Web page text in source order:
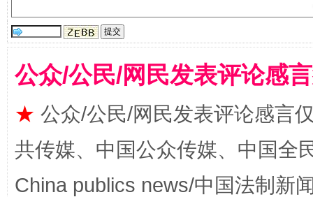
全民健身五年计划来了！等你上场
公众/公民/网民发表评论感
★ 公众/公民/网民发表评论感言
共传媒、中国公众传媒、中国全
China publics news/中国法制新